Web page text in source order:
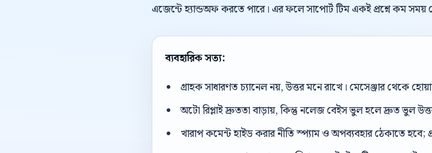
এজেন্টে হ্যান্ডঅফ করতে পারে। এর ফলে সাপোর্ট টিম একই প্রশ্নে কম
ব্যবহারিক সত্য:
গ্রাহক সাধারণত চ্যানেল নয়, উত্তর মনে রাখে। মেসেঞ্জার থেকে
অটো রিপ্লাই দ্রুততা বাড়ায়, কিন্তু নলেজ বেইস ভুল হলে দ্রুত ভুল
খারাপ কমেন্ট হাইড করার নীতি স্প্যাম ও অপব্যবহার ঠেকাতে হবে;